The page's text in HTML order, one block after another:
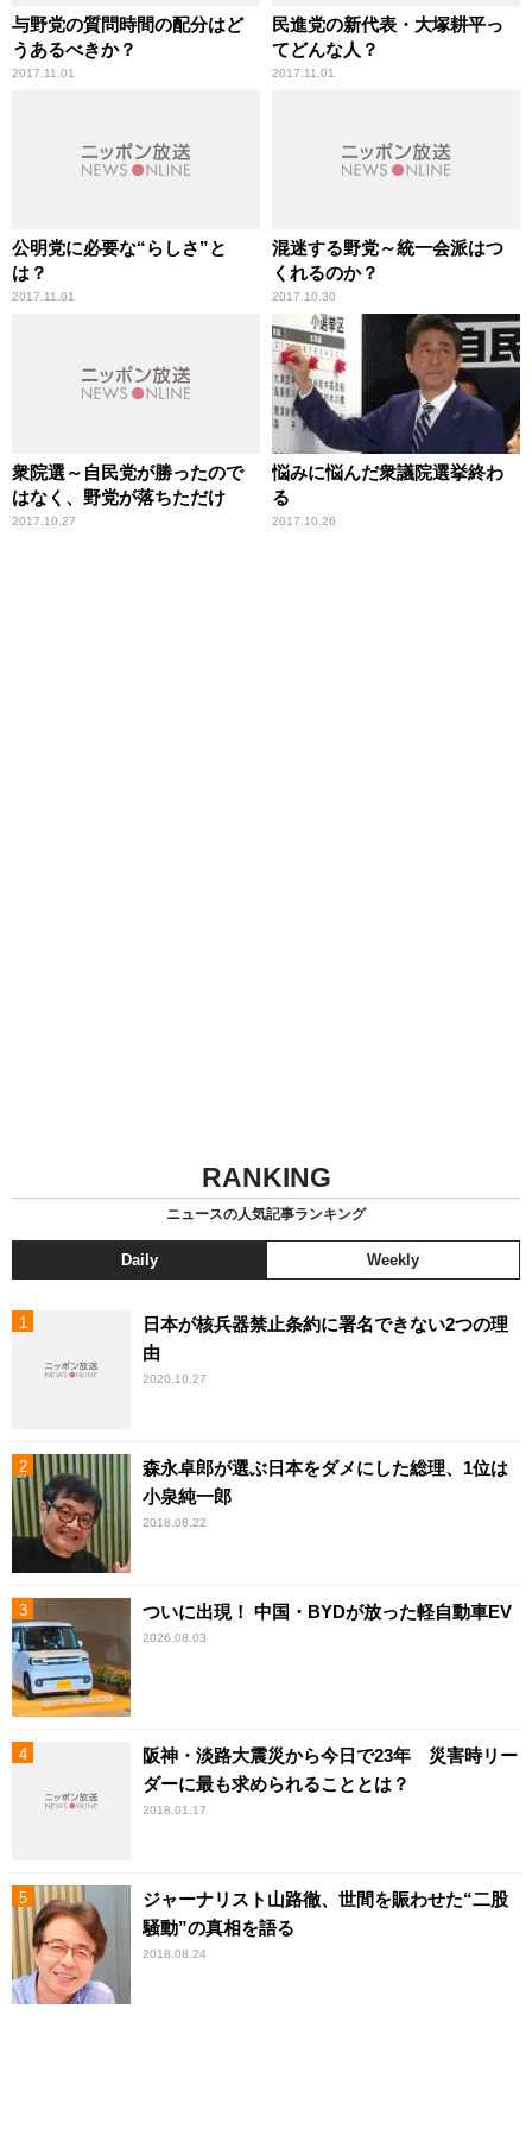
与野党の質問時間の配分はど
うあるべきか？
2017.11.01
民進党の新代表・大塚耕平っ
てどんな人？
2017.11.01
公明党に必要な“らしさ”と
は？
2017.11.01
混迷する野党～統一会派はつ
くれるのか？
2017.10.30
衆院選～自民党が勝ったので
はなく、野党が落ちただけ
2017.10.27
悩みに悩んだ衆議院選挙終わ
る
2017.10.26
RANKING
ニュースの人気記事ランキング
Daily Weekly
日本が核兵器禁止条約に署名できない2つの理
由
2020.10.27
森永卓郎が選ぶ日本をダメにした総理、1位は
小泉純一郎
2018.08.22
ついに出現！ 中国・BYDが放った軽自動車EV
2026.08.03
阪神・淡路大震災から今日で23年 災害時リー
ダーに最も求められることとは？
2018.01.17
ジャーナリスト山路徹、世間を賑わせた“二股
騒動”の真相を語る
2018.08.24